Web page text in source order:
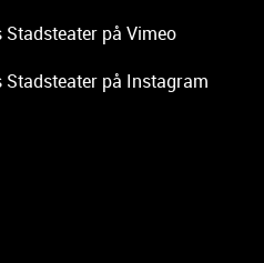
Stadsteater på Vimeo
Stadsteater på Instagram